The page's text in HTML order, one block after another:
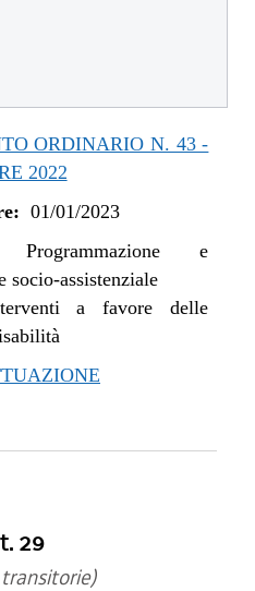
ORDINARIO N. 43 -
2022
01/01/2023
Programmazione e
socio-assistenziale
a favore delle
29